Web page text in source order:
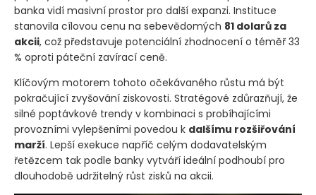
banka vidí masivní prostor pro další expanzi. Instituce
stanovila cílovou cenu na sebevědomých 81 dolarů za
akcii, což představuje potenciální zhodnocení o téměř 33
% oproti páteční zavírací ceně.
Klíčovým motorem tohoto očekávaného růstu má být
pokračující zvyšování ziskovosti. Stratégové zdůrazňují, že
silné poptávkové trendy v kombinaci s probíhajícími
provozními vylepšeními povedou k dalšímu rozšiřování
marží. Lepší exekuce napříč celým dodavatelským
řetězcem tak podle banky vytváří ideální podhoubí pro
dlouhodobě udržitelný růst zisků na akcii.